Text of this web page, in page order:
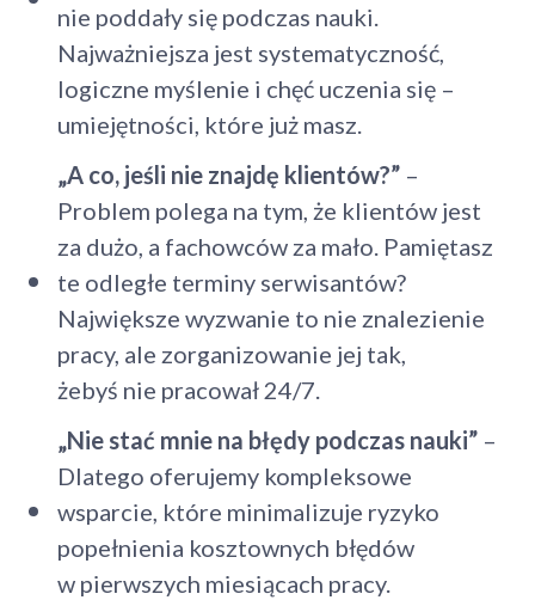
nie poddały się podczas nauki.
Najważniejsza jest systematyczność,
logiczne myślenie i chęć uczenia się –
umiejętności, które już masz.
„A co, jeśli nie znajdę klientów?” –
Problem polega na tym, że klientów jest
za dużo, a fachowców za mało. Pamiętasz
te odległe terminy serwisantów?
Największe wyzwanie to nie znalezienie
pracy, ale zorganizowanie jej tak,
żebyś nie pracował 24/7.
„Nie stać mnie na błędy podczas nauki” –
Dlatego oferujemy kompleksowe
wsparcie, które minimalizuje ryzyko
popełnienia kosztownych błędów
w pierwszych miesiącach pracy.